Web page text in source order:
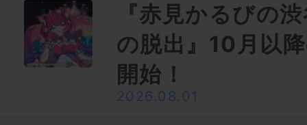
『赤見かるびの
の脱出』10月以
開始！
2026.08.01